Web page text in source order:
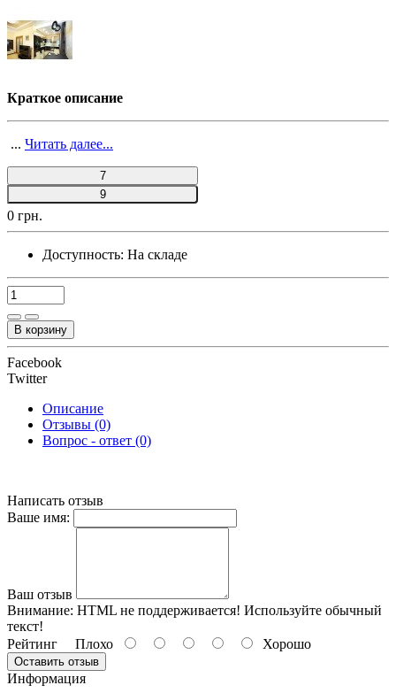
Краткое описание
... Читать далее...
7
9
0 грн.
Доступность: На складе
В корзину
Facebook
Twitter
Описание
Отзывы (0)
Вопрос - ответ (0)
Написать отзыв
Ваше имя:
Ваш отзыв
Внимание: HTML не поддерживается! Используйте обычный
текст!
Рейтинг Плохо Хорошо
Оставить отзыв
Информация